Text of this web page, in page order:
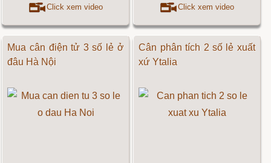
Click xem video Click xem video
Mua cân điện tử 3 số lẻ ở
đâu Hà Nội
Cân phân tích 2 số lẻ xuất
xứ Ytalia